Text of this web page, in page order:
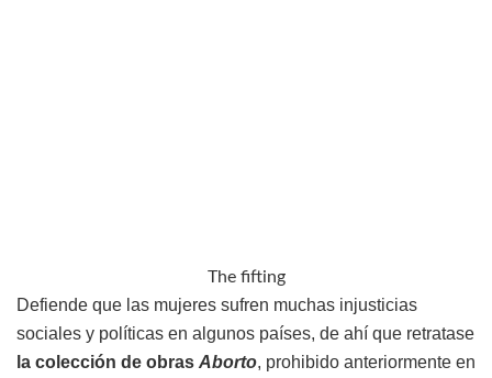
The fifting
Defiende que las mujeres sufren muchas injusticias
sociales y políticas en algunos países, de ahí que retratase
la colección de obras Aborto, prohibido anteriormente en